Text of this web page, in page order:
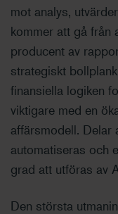
mot analys,
kommer att gå från
producent av
strategiskt
finansiella logiken
viktigare med en
affärsmodell. Delar
automatiseras och
grad att utföras av
Den största